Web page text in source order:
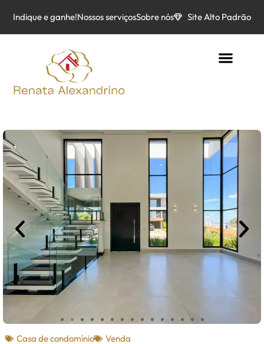
Indique e ganhe!Nossos serviçosSobre nós Site Alto Padrão
Casa de condomínio Venda